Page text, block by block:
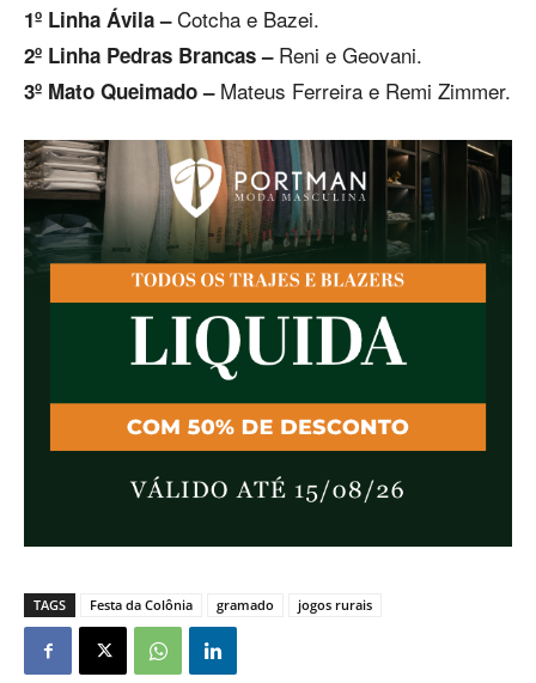
1º Linha Ávila –Cotcha e Bazei.
2º Linha Pedras Brancas – Reni e Geovani.
3º Mato Queimado –Mateus Ferreira e Remi Zimmer.
TAGS Festa da Colônia gramado jogos rurais